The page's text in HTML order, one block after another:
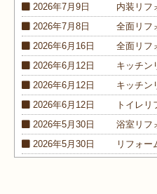
2026年7月9日
内装 リフ
2026年7月8日
全面 リフ
2026年6月16日
全面 リフ
2026年6月12日
キッチン
2026年6月12日
キッチン
2026年6月12日
トイレ リ
2026年5月30日
浴室 リフ
2026年5月30日
リフォー